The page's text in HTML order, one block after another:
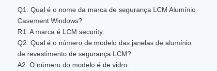
Q1: Qual é o nome da marca de segurança LCM Alumínio
Casement Windows?
R1: A marca é LCM security.
Q2: Qual é o número de modelo das janelas de alumínio
de revestimento de segurança LCM?
A2: O número do modelo é de vidro.